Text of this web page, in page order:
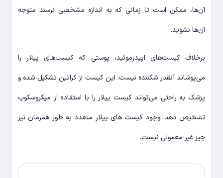
آن‌ها، ممکن است تا زمانی که به اندازه مشخصی نرسند متوجه
آن‌ها نشوید.
برخلاف کیست‌های اپیدرموئید، پوستی که کیست‌های پیلار را
می‌پوشاند آنقدر شکننده نیست. این کیست از کراتین تشکیل شده و
پزشک به راحتی می‌تواند کیست پیلار را با استفاده از میکروسکوپ
تشخیص دهد. وجود کیست های پیلار متعدد به طور همزمان نیز
چیز غیر معمولی نیست.